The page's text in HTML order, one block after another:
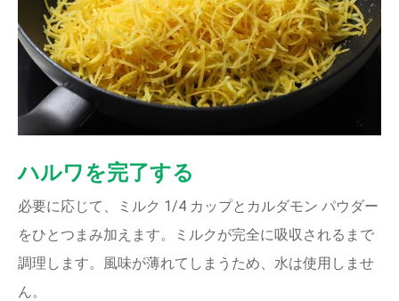
ハルワを完了する
必要に応じて、ミルク 1/4 カップとカルダモン パウダー
をひとつまみ加えます。ミルクが完全に吸収されるまで
調理します。風味が薄れてしまうため、水は使用しませ
ん。